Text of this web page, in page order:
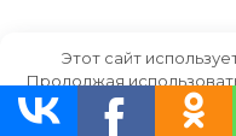
Этот сайт
Продолжая
работу с